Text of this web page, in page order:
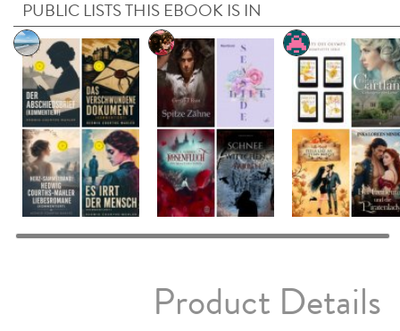
PUBLIC LISTS THIS EBOOK IS IN
Product Details